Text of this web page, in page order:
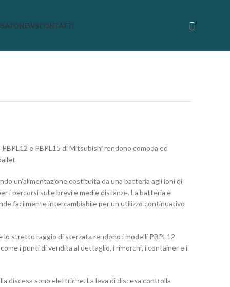
NEWSCONTATTI
e PBPL15 di Mitsubishi rendono comoda ed
un’alimentazione costituita da una batteria agli ioni di
i percorsi sulle brevi e medie distanze. La batteria è
facilmente intercambiabile per un utilizzo continuativo
lo stretto raggio di sterzata rendono i modelli PBPL12
i punti di vendita al dettaglio, i rimorchi, i container e i
discesa sono elettriche. La leva di discesa controlla